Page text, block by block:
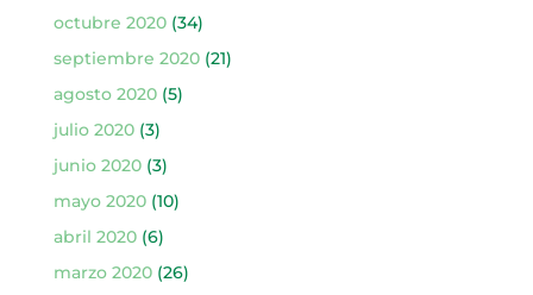
octubre 2020(34)
septiembre 2020(21)
agosto 2020(5)
julio 2020(3)
junio 2020(3)
mayo 2020(10)
abril 2020(6)
marzo 2020(26)